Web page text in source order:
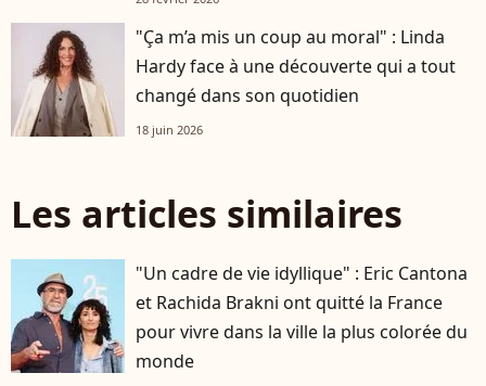
"Ça m’a mis un coup au moral" : Linda
Hardy face à une découverte qui a tout
changé dans son quotidien
18 juin 2026
Les articles similaires
"Un cadre de vie idyllique" : Eric Cantona
et Rachida Brakni ont quitté la France
pour vivre dans la ville la plus colorée du
monde